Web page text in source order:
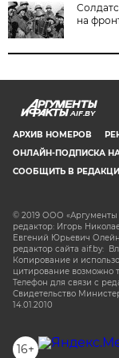
на
AIF.BY
АРХИВ НОМЕРОВ
ОНЛАЙН-ПОДПИСКА
СООБЩИТЬ В
© 2019 ООО «Аргументы
редактор: Игорь
Евгений Юрьевич
редактор сайта aif.by:
Копирование и
цитирование возможно
Телефон для связи с
Свидетельство
14.01.2010
16+